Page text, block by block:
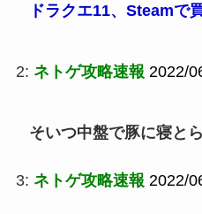
ドラクエ11、Steamで
2: ネトゲ攻略速報 2022/
そいつ中盤で豚に寝と
3: ネトゲ攻略速報 2022/